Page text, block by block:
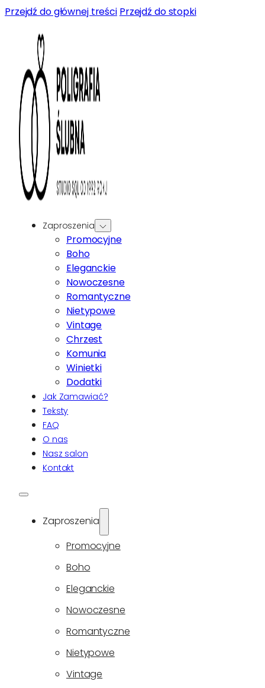
Przejdź do głównej treści Przejdź do stopki
Zaproszenia
Promocyjne
Boho
Eleganckie
Nowoczesne
Romantyczne
Nietypowe
Vintage
Chrzest
Komunia
Winietki
Dodatki
Jak Zamawiać?
Teksty
FAQ
O nas
Nasz salon
Kontakt
Zaproszenia
Promocyjne
Boho
Eleganckie
Nowoczesne
Romantyczne
Nietypowe
Vintage